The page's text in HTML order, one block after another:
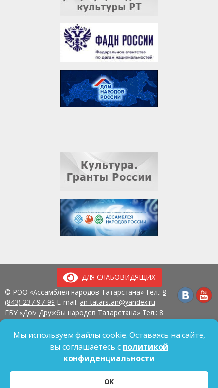
ДЛЯ СЛАБОВИДЯЩИХ
© РОО «Ассамблея народов Татарстана» Тел.: 8
(843) 237-97-99 E-mail: an-tatarstan@yandex.ru
ГБУ «Дом Дружбы народов Татарстана» Тел.: 8
420107, г. Казань, ул. Павлюхина, д. 57
Политика обработки персональных данных
Мы используем файлы cookie. Оставаясь на сайте,
вы соглашаетесь с политикой
конфиденциальности
OK